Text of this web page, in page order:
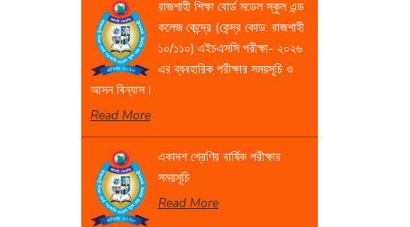
রাজশাহী শিক্ষা বোর্ড মডেল স্কুল এন্ড
কলেজ কেন্দ্রে (কেন্দ্র কোড: রাজশাহী
১০/১১০) এইচএসসি পরীক্ষা- ২০২৬
এর ব্যবহারিক পরীক্ষার সময়সূচি ও
আসন বিন্যাস।
Read More
একাদশ শ্রেণির বার্ষিক পরীক্ষার
সময়সূচি
Read More